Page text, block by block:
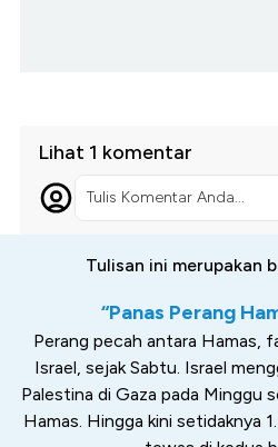
Lihat 1 komentar
Tulis Komentar Anda...
Tulisan ini merupakan
“Panas Perang
Perang pecah antara Hamas,
Israel, sejak Sabtu. Israel
Palestina di Gaza pada Minggu
Hamas. Hingga kini setidaknya